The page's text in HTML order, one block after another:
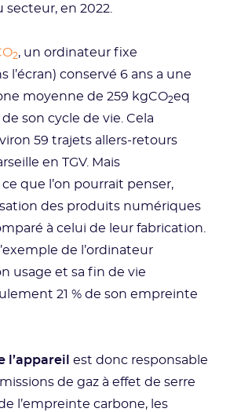
secteur, en 2022.
2, un ordinateur fixe
l’écran) conservé 6 ans a une
moyenne de 259 kgCO2eq
son cycle de vie. Cela
59 trajets allers-retours
en TGV. Mais
que l’on pourrait penser,
des produits numériques
à celui de leur fabrication.
de l’ordinateur
usage et sa fin de vie
21 % de son empreinte
l’appareil
est donc responsable
de gaz à effet de serre
l’empreinte carbone, les